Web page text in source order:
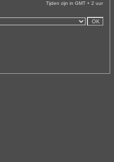
Tijden zijn in GMT + 2 uur